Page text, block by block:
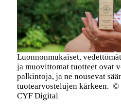
Luonnonmukaiset,
ja muovittomat tuotteet ovat
palkintoja, ja ne nousevat
tuotearvostelujen kärkeen. ©
CYF Digital